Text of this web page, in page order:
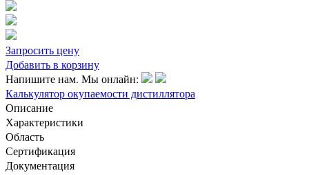
Запросить цену
Добавить в корзину
Напишите нам. Мы онлайн:
Калькулятор окупаемости дистиллятора
Описание
Характеристики
Область
Сертификация
Документация